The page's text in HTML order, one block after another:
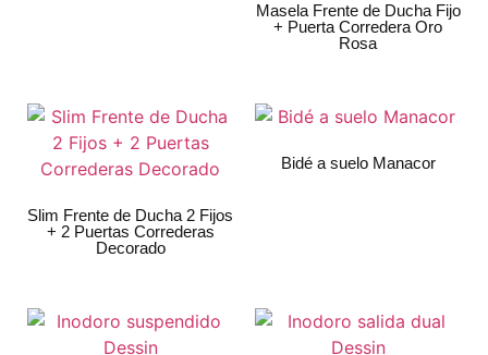
Masela Frente de Ducha Fijo
+ Puerta Corredera Oro
Rosa
Slim Frente de Ducha 2 Fijos
+ 2 Puertas Correderas
Decorado
Bidé a suelo Manacor